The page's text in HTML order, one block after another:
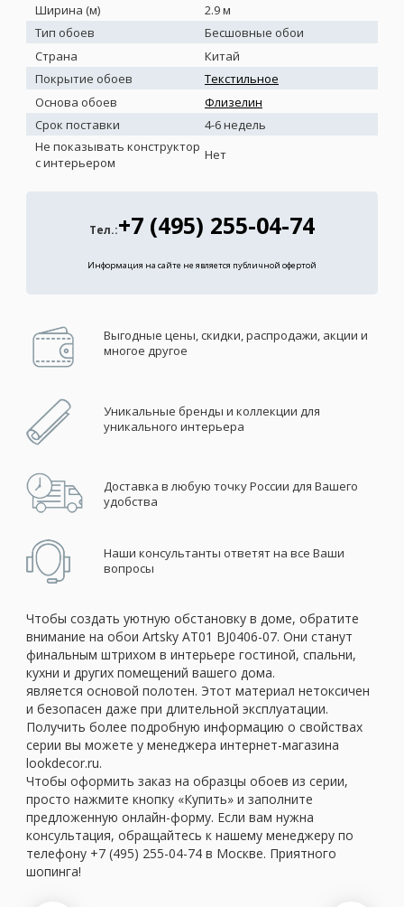
Ширина (м)
2.9 м
Тип обоев
Бесшовные обои
Страна
Китай
Покрытие обоев
Текстильное
Основа обоев
Флизелин
Срок поставки
4-6 недель
Не показывать конструктор
с интерьером
Нет
Тел.:+7 (495) 255-04-74
Информация на сайте не является публичной офертой
Выгодные цены, скидки, распродажи, акции и
многое другое
Уникальные бренды и коллекции для
уникального интерьера
Доставка в любую точку России для Вашего
удобства
Наши консультанты ответят на все Ваши
вопросы
Чтобы создать уютную обстановку в доме, обратите
внимание на обои Artsky AT01 BJ0406-07. Они станут
финальным штрихом в интерьере гостиной, спальни,
кухни и других помещений вашего дома.
является основой полотен. Этот материал нетоксичен
и безопасен даже при длительной эксплуатации.
Получить более подробную информацию о свойствах
серии вы можете у менеджера интернет-магазина
lookdecor.ru.
Чтобы оформить заказ на образцы обоев из серии,
просто нажмите кнопку «Купить» и заполните
предложенную онлайн-форму. Если вам нужна
консультация, обращайтесь к нашему менеджеру по
телефону +7 (495) 255-04-74 в Москве. Приятного
шопинга!